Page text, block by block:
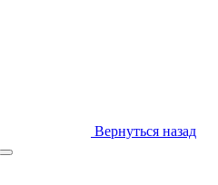
Вернуться назад